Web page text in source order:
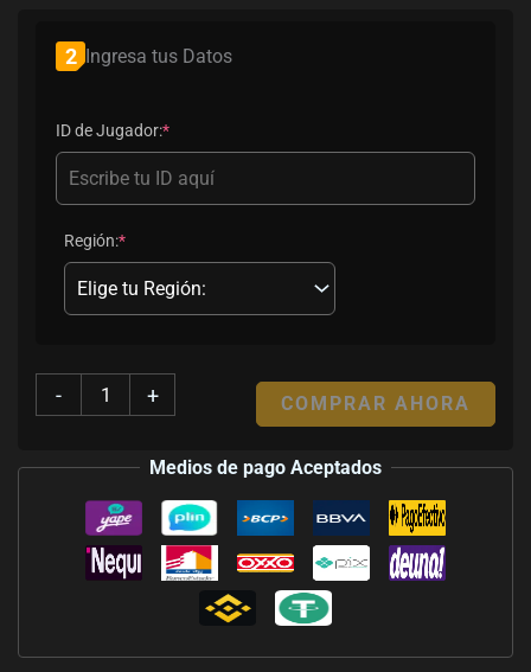
2 Ingresa tus Datos
ID de Jugador:*
(required)
Región:*
(required)
- + COMPRAR AHORA
Medios de pago Aceptados